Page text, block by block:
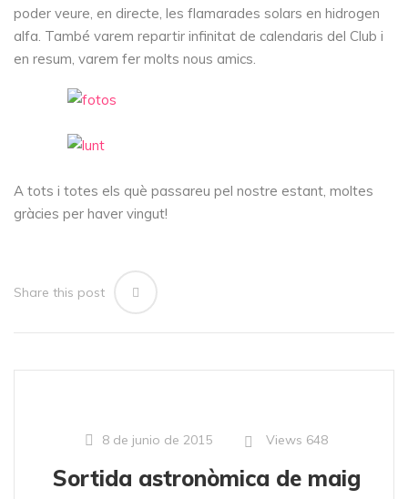
poder veure, en directe, les flamarades solars en hidrogen
alfa. També varem repartir infinitat de calendaris del Club i
en resum, varem fer molts nous amics.
A tots i totes els què passareu pel nostre estant, moltes
gràcies per haver vingut!
Share this post
8 de junio de 2015 Views 648
Sortida astronòmica de maig